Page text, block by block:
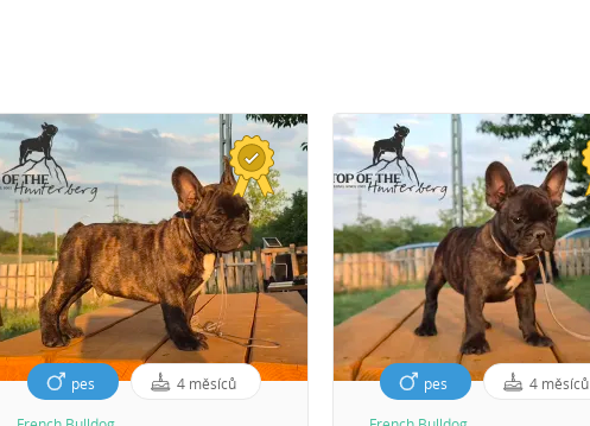
pes 4 měsíců pes 4 měsíců